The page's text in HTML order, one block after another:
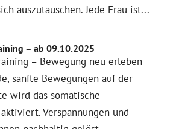
auszutauschen. Jede Frau ist...
– ab 09.10.2025
– Bewegung neu erleben
sanfte Bewegungen auf der
wird das somatische
Verspannungen und